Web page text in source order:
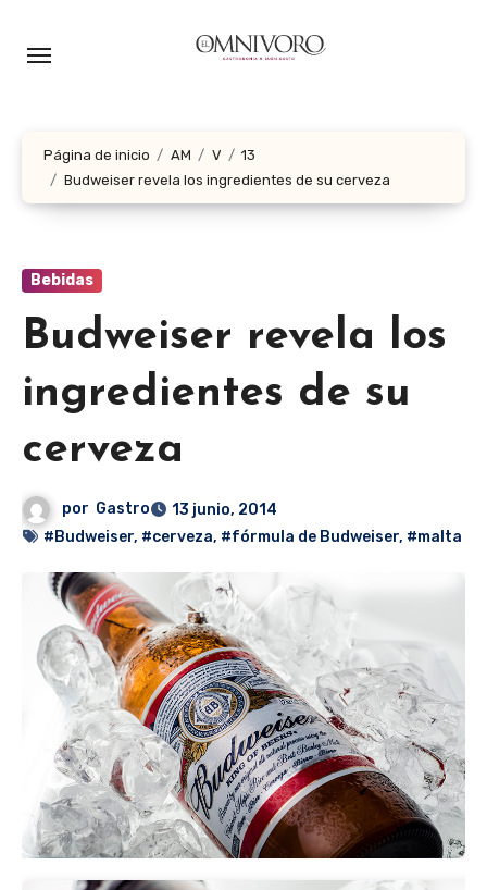
Página de inicio AM V
13
Budweiser revela los ingredientes de su cerveza
Bebidas
Budweiser revela los
ingredientes de su
cerveza
por Gastro
13 junio, 2014
#Budweiser, #cerveza, #fórmula de Budweiser, #malta